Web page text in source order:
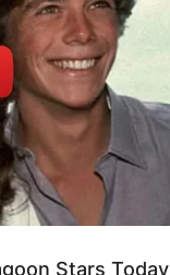
Stars Today